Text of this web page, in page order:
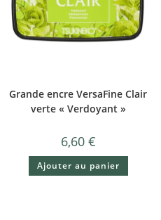
Grande encre VersaFine Clair
verte « Verdoyant »
6,60 €
Ajouter au panier